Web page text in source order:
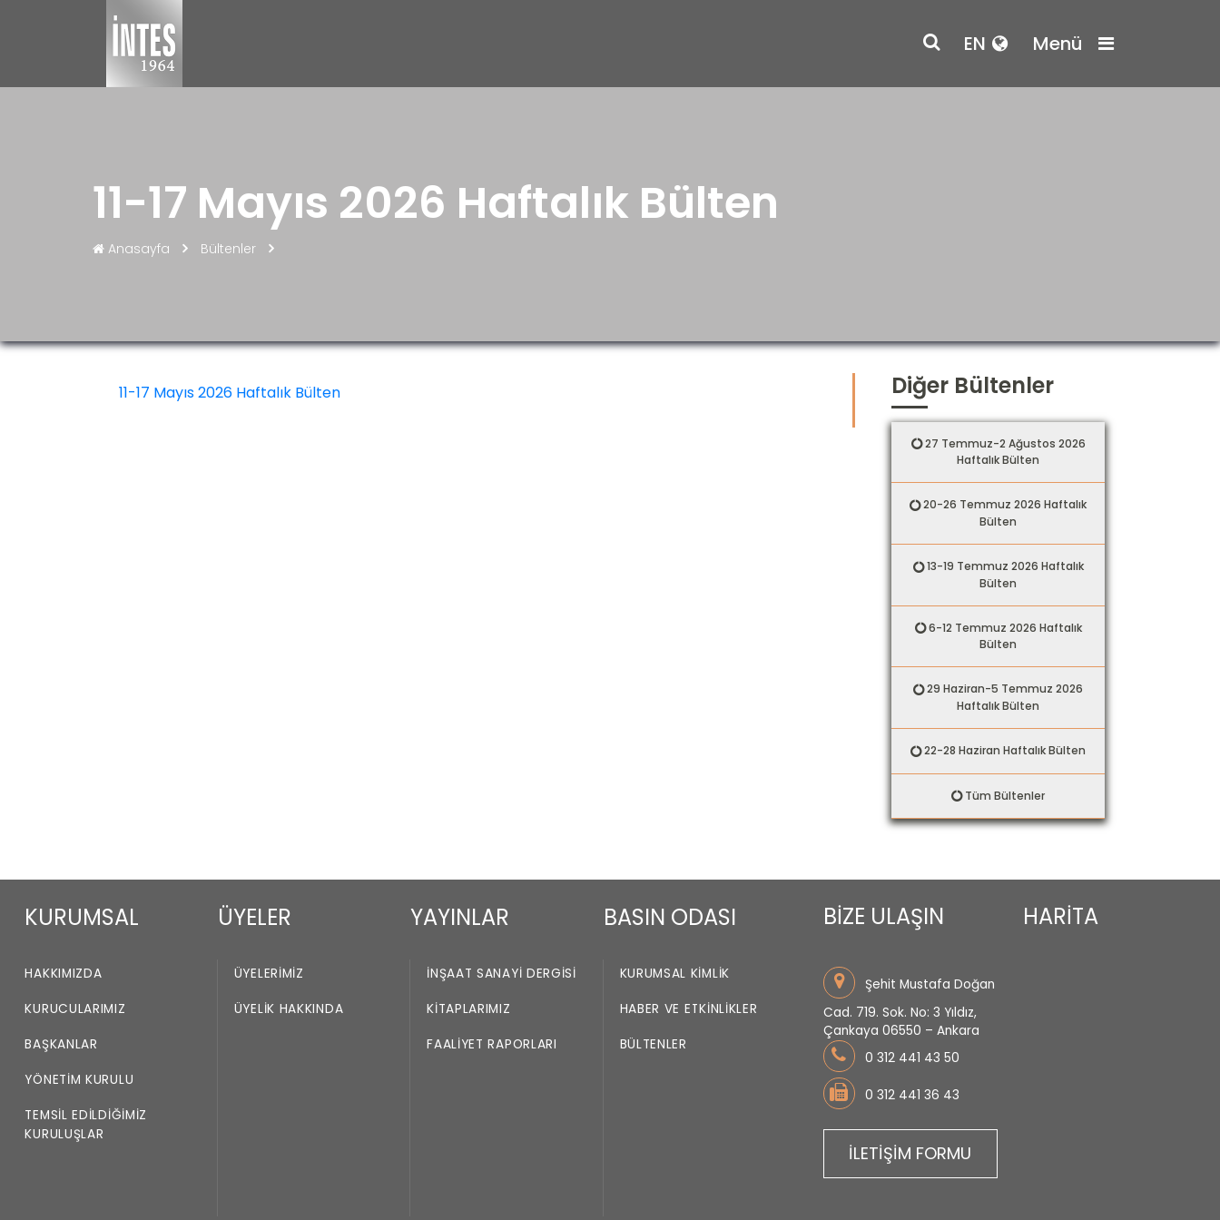
EN Menü
11-17 Mayıs 2026 Haftalık Bülten
Anasayfa Bültenler
11-17 Mayıs 2026 Haftalık Bülten Diğer Bültenler
27 Temmuz-2 Ağustos 2026
Haftalık Bülten
20-26 Temmuz 2026 Haftalık
Bülten
13-19 Temmuz 2026 Haftalık
Bülten
6-12 Temmuz 2026 Haftalık
Bülten
29 Haziran-5 Temmuz 2026
Haftalık Bülten
22-28 Haziran Haftalık Bülten
Tüm Bültenler
KURUMSAL
HAKKIMIZDA
KURUCULARIMIZ
BAŞKANLAR
YÖNETIM KURULU
TEMSIL EDILDIĞIMIZ
KURULUŞLAR
ÜYELER
ÜYELERIMIZ
ÜYELIK HAKKINDA
YAYINLAR
İNŞAAT SANAYI DERGISI
KITAPLARIMIZ
FAALIYET RAPORLARI
BASIN ODASI
KURUMSAL KIMLIK
HABER VE ETKINLIKLER
BÜLTENLER
BİZE ULAŞIN
Şehit Mustafa Doğan
Cad. 719. Sok. No: 3 Yıldız,
Çankaya 06550 – Ankara
0 312 441 43 50
0 312 441 36 43
İLETİŞİM FORMU
HARİTA